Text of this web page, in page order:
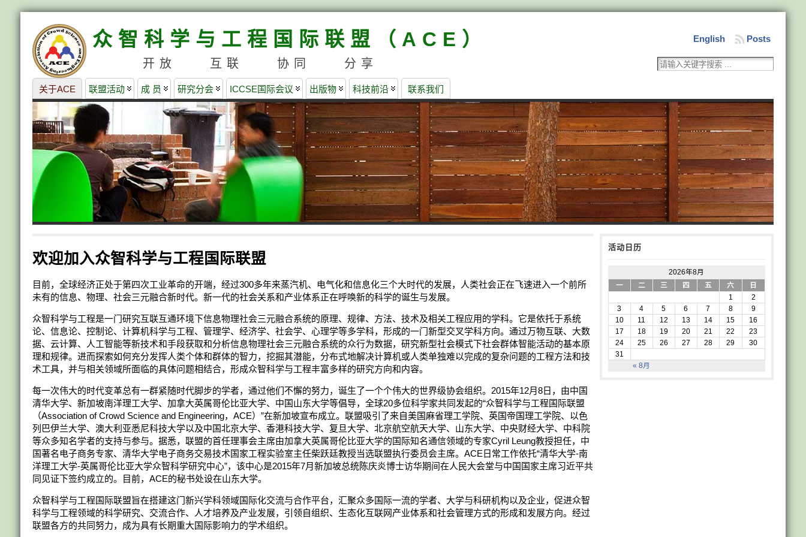
众智科学与工程国际联盟（ACE）
开放 互联 协同 分享
Posts
English
关于ACE 联盟活动 成 员 研究分会 ICCSE国际会议 出版物 科技前沿 联系我们
欢迎加入众智科学与工程国际联盟
目前，全球经济正处于第四次工业革命的开端，经过300多年来蒸汽机、电气化和信息化三个大时代的发展，人类社会正在飞速进入一个前所
未有的信息、物理、社会三元融合新时代。新一代的社会关系和产业体系正在呼唤新的科学的诞生与发展。
众智科学与工程是一门研究互联互通环境下信息物理社会三元融合系统的原理、规律、方法、技术及相关工程应用的学科。它是依托于系统
论、信息论、控制论、计算机科学与工程、管理学、经济学、社会学、心理学等多学科，形成的一门新型交叉学科方向。通过万物互联、大数
据、云计算、人工智能等新技术和手段获取和分析信息物理社会三元融合系统的众行为数据，研究新型社会模式下社会群体智能活动的基本原
理和规律。进而探索如何充分发挥人类个体和群体的智力，挖掘其潜能，分布式地解决计算机或人类单独难以完成的复杂问题的工程方法和技
术工具，并与相关领域所面临的具体问题相结合，形成众智科学与工程丰富多样的研究方向和内容。
每一次伟大的时代变革总有一群紧随时代脚步的学者，通过他们不懈的努力，诞生了一个个伟大的世界级协会组织。2015年12月8日，由中国
清华大学、新加坡南洋理工大学、加拿大英属哥伦比亚大学、中国山东大学等倡导，全球20多位科学家共同发起的“众智科学与工程国际联盟
（Association of Crowd Science and Engineering，ACE）”在新加坡宣布成立。联盟吸引了来自美国麻省理工学院、英国帝国理工学院、以色
列巴伊兰大学、澳大利亚悉尼科技大学以及中国北京大学、香港科技大学、复旦大学、北京航空航天大学、山东大学、中央财经大学、中科院
等众多知名学者的支持与参与。据悉，联盟的首任理事会主席由加拿大英属哥伦比亚大学的国际知名通信领域的专家Cyril Leung教授担任，中
国著名电子商务专家、清华大学电子商务交易技术国家工程实验室主任柴跃廷教授当选联盟执行委员会主席。ACE日常工作依托“清华大学-南
洋理工大学-英属哥伦比亚大学众智科学研究中心”，该中心是2015年7月新加坡总统陈庆炎博士访华期间在人民大会堂与中国国家主席习近平共
同见证下签约成立的。目前，ACE的秘书处设在山东大学。
众智科学与工程国际联盟旨在搭建这门新兴学科领域国际化交流与合作平台，汇聚众多国际一流的学者、大学与科研机构以及企业，促进众智
科学与工程领域的科学研究、交流合作、人才培养及产业发展，引领自组织、生态化互联网产业体系和社会管理方式的形成和发展方向。经过
联盟各方的共同努力，成为具有长期重大国际影响力的学术组织。
活动日历
2026年8月
一
二 三 四 五 六 日
« 8月
1
2
3
4 5 6 7 8
9
10
11 12 13 14 15
16
17
18 19 20 21 22
23
24
25 26 27 28 29
30
31